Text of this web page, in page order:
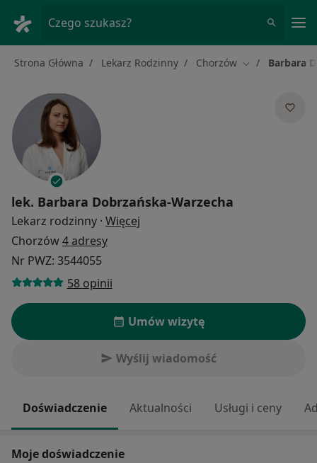
Czego szukasz?
Strona Główna Lekarz Rodzinny Chorzów Zmień miasto
Barbara
lek. Barbara Dobrzańska-Warzecha
Lekarz rodzinny · Więcej
Chorzów4 adresy
Nr PWZ: 3544055
58 opinii
Umów wizytę
Wyślij wiadomość
Doświadczenie Aktualności Usługi i ceny
Moje doświadczenie